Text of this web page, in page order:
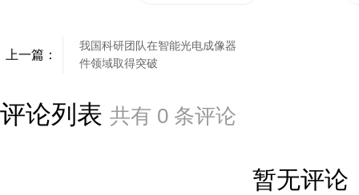
上一篇：
我国科研团队在智能光电成像器
件领域取得突破
评论列表 共有 0 条评论
暂无评论